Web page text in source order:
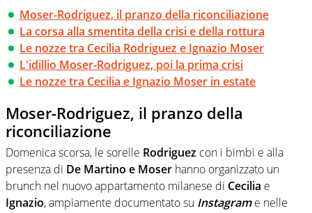
Moser-Rodriguez, il pranzo della riconciliazione
La corsa alla smentita della crisi e della rottura
Le nozze tra Cecilia Rodriguez e Ignazio Moser
L'idillio Moser-Rodriguez, poi la prima crisi
Le nozze tra Cecilia e Ignazio Moser in estate
Moser-Rodriguez, il pranzo della
riconciliazione
Domenica scorsa, le sorelle Rodriguez con i bimbi e alla
presenza di De Martino e Moser hanno organizzato un
brunch nel nuovo appartamento milanese di Cecilia e
Ignazio, ampiamente documentato su Instagram e nelle